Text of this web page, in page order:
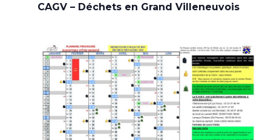
CAGV – Déchets en Grand Villeneuvois